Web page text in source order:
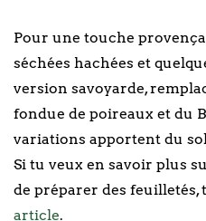
Pour une touche
séchées hachées et
version savoyarde,
fondue de poireaux et du
variations apportent du
Si tu veux en savoir plus
de préparer des
article.